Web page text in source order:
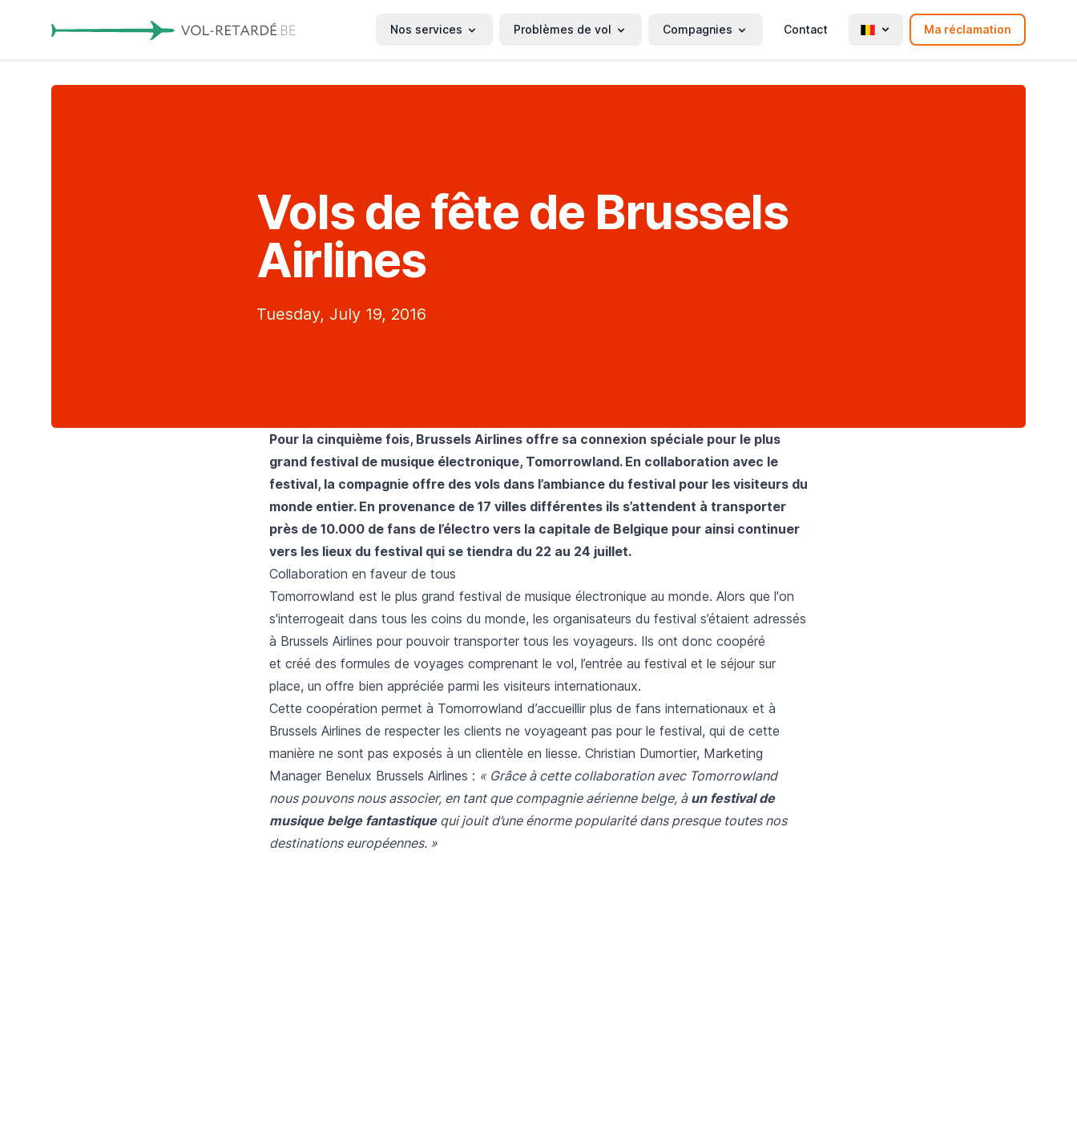
Nos services Problèmes de vol Compagnies Contact Ma réclamation
Vols de fête de Brussels
Airlines
Tuesday, July 19, 2016
Pour la cinquième fois, Brussels Airlines offre sa connexion spéciale pour le plus
grand festival de musique électronique, Tomorrowland. En collaboration avec le
festival, la compagnie offre des vols dans l’ambiance du festival pour les visiteurs du
monde entier. En provenance de 17 villes différentes ils s’attendent à transporter
près de 10.000 de fans de l’électro vers la capitale de Belgique pour ainsi continuer
vers les lieux du festival qui se tiendra du 22 au 24 juillet.
Collaboration en faveur de tous
Tomorrowland est le plus grand festival de musique électronique au monde. Alors que l'on
s'interrogeait dans tous les coins du monde, les organisateurs du festival s’étaient adressés
à Brussels Airlines pour pouvoir transporter tous les voyageurs. Ils ont donc coopéré
et créé des formules de voyages comprenant le vol, l’entrée au festival et le séjour sur
place, un offre bien appréciée parmi les visiteurs internationaux.
Cette coopération permet à Tomorrowland d’accueillir plus de fans internationaux et à
Brussels Airlines de respecter les clients ne voyageant pas pour le festival, qui de cette
manière ne sont pas exposés à un clientèle en liesse. Christian Dumortier, Marketing
Manager Benelux Brussels Airlines : « Grâce à cette collaboration avec Tomorrowland
nous pouvons nous associer, en tant que compagnie aérienne belge, à un festival de
musique belge fantastiquequi jouit d’une énorme popularité dans presque toutes nos
destinations européennes. »